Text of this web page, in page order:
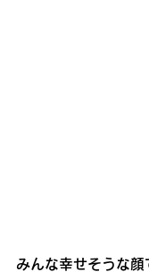
みんな幸せそうな顔